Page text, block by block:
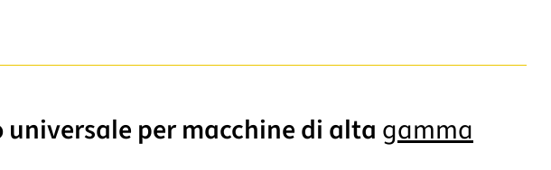
per macchine di alta gamma